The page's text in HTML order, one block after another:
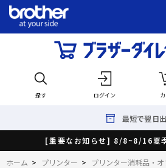
探す ログイン
最短で翌日出
[重要なお知らせ] 8/8~8/16夏
ホーム > プリンター > プリンター消耗品・